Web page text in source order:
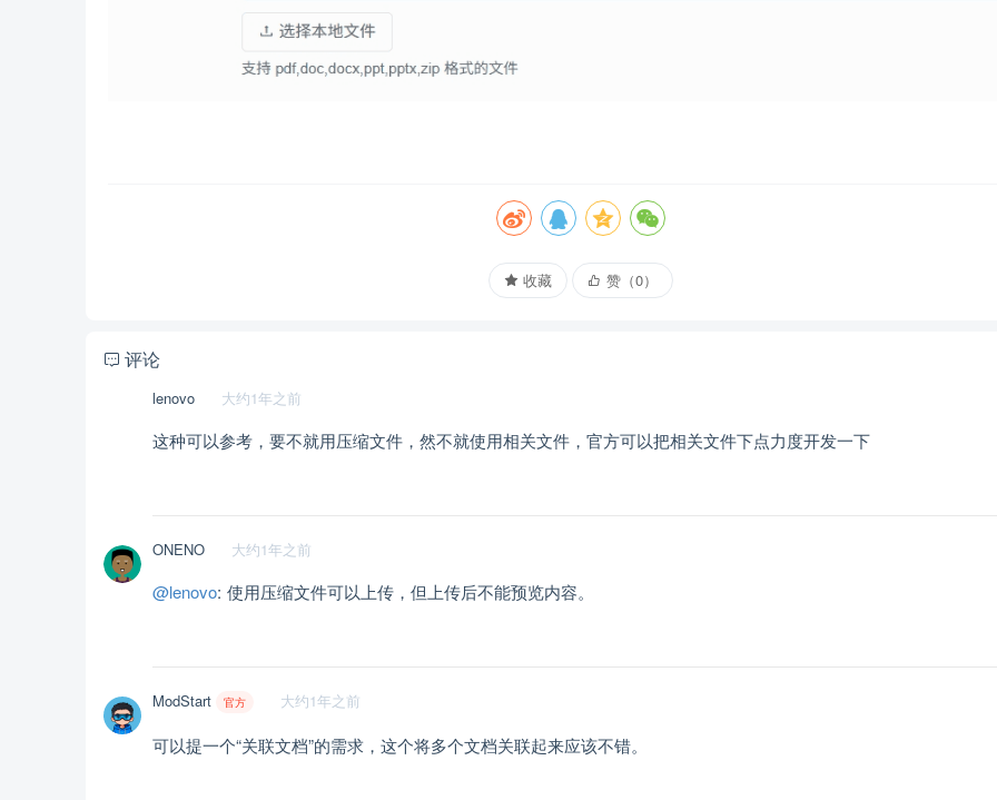
收藏 赞（0）
评论
lenovo 大约1年之前
这种可以参考，要不就用压缩文件，然不就使用相关文件，官方可以把相关文件下点力度开发一下
ONENO 大约1年之前
@lenovo: 使用压缩文件可以上传，但上传后不能预览内容。
ModStart 官方 大约1年之前
可以提一个“关联文档”的需求，这个将多个文档关联起来应该不错。